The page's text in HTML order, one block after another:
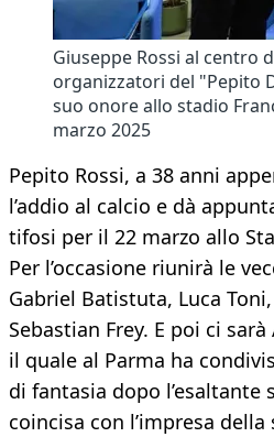
Giuseppe Rossi al centro
organizzatori del "Pepito
suo onore allo stadio
marzo 2025
Pepito Rossi, a 38 anni
l’addio al calcio e dà
tifosi per il 22 marzo allo
Per l’occasione riunirà le
Gabriel Batistuta, Luca
Sebastian Frey. E poi ci
il quale al Parma ha
di fantasia dopo l’esaltante
coincisa con l’impresa della